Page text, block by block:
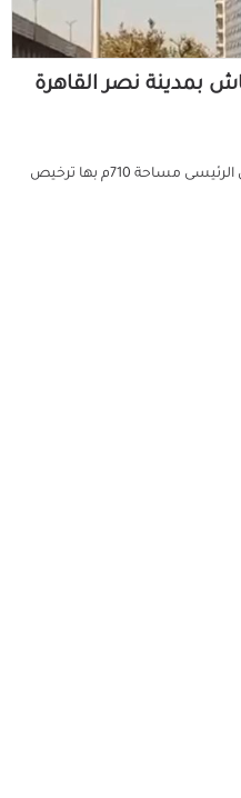
ارض للبيع في مدينه نصر شارع الطيران الرئيسى مساحة 710م بها ترخيص